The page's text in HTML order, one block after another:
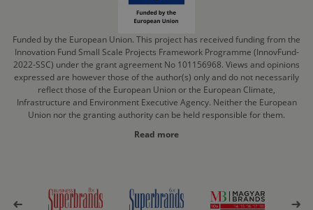
Funded by the European Union. This project has received funding from the
Innovation Fund Small Scale Projects Framework Programme (InnovFund-
2022-SSC) under the grant agreement No 101156968. Views and opinions
expressed are however those of the author(s) only and do not necessarily
reflect those of the European Union or the European Climate,
Infrastructure and Environment Executive Agency. Neither the European
Union nor the granting authority can be held responsible for them.
Read more